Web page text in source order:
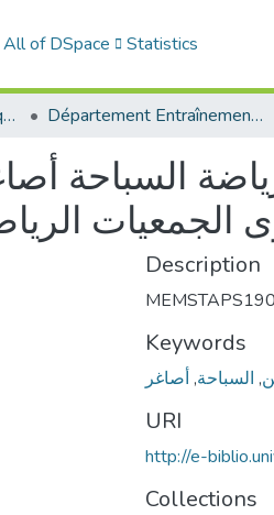
All of DSpace Statistics
Institut d’Éducation Physique et Sportive Département Entraînement Sportif (ES)
الجمعيات
Description
Keywords
, السباحة, أصاغر
URI
http://e-
Collections